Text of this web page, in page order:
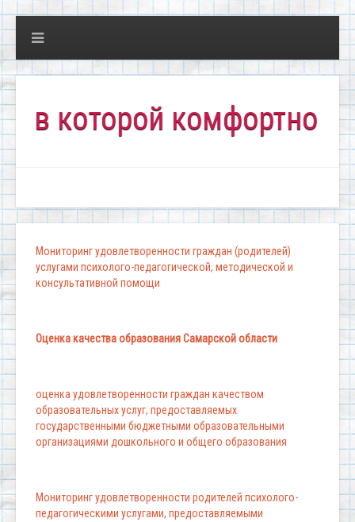
комфортно всем!"
Мониторинг удовлетворенности граждан (родителей)
услугами психолого-педагогической, методической и
консультативной помощи
Оценка качества образования Самарской области
оценка удовлетворенности граждан качеством
образовательных услуг, предоставляемых
государственными бюджетными образовательными
организациями дошкольного и общего образования
Мониторинг удовлетворенности родителей психолого-
педагогическими услугами, предоставляемыми